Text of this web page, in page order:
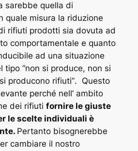
sarebbe quella di
quale misura la riduzione
rifiuti prodotti sia dovuta ad
comportamentale e quanto
ad una situazione
tipo “non si produce, non si
producono rifiuti”. Questo
perché nell’ ambito
dei rifiuti fornire le giuste
le scelte individuali è
Pertanto bisognerebbe
cambiare il nostro